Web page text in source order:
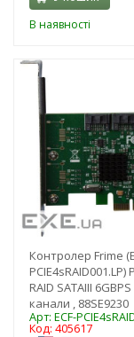
В наявності
Контролер Frime
PCIE4sRAID001.LP)
RAID SATAIII
канали , 88SE9230
Арт: ECF-
Код: 405617